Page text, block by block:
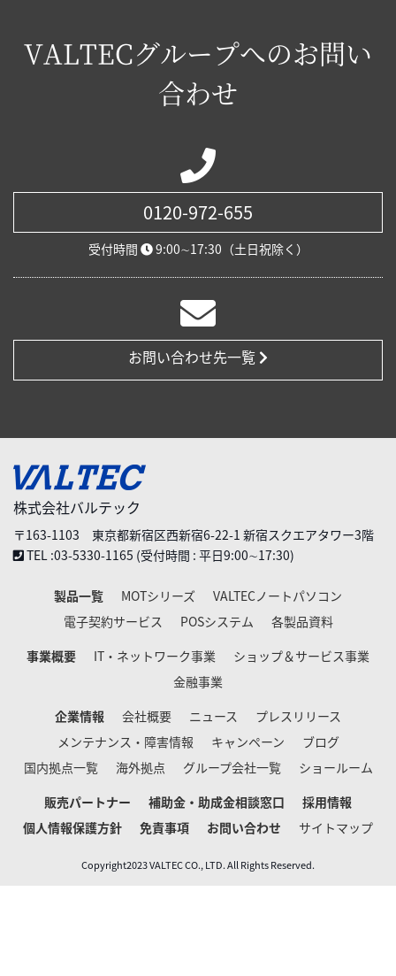
VALTECグループへのお問い
合わせ
0120-972-655
受付時間 9:00∼17:30（土日祝除く）
お問い合わせ先一覧
株式会社バルテック
〒163-1103 東京都新宿区西新宿6-22-1 新宿スクエアタワー3階
TEL :03-5330-1165 (受付時間 : 平日9:00∼17:30)
製品一覧 MOTシリーズ
VALTECノートパソコン
電子契約サービス
POSシステム
各製品資料
事業概要
IT・ネットワーク事業
ショップ＆サービス事業
金融事業
企業情報
会社概要 ニュース
プレスリリース
メンテナンス・障害情報
キャンペーン
ブログ
国内拠点一覧
海外拠点 グループ会社一覧
ショールーム
販売パートナー
補助金・助成金相談窓口
採用情報
個人情報保護方針
免責事項 お問い合わせ サイトマップ
Copyright2023 VALTEC CO., LTD. All Rights Reserved.